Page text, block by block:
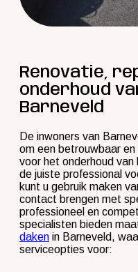
Renovatie,
onderhoud
Barneveld
De inwoners van
om een betrouwbaar
voor het onderhoud van
de juiste professional
kunt u gebruik maken
contact brengen met
professioneel en
specialisten bieden
daken in Barneveld,
serviceopties voor: